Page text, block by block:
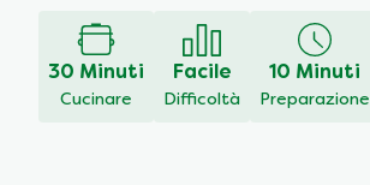
30 Minuti
Cucinare
Facile
Difficoltà
10 Minuti
Preparazione